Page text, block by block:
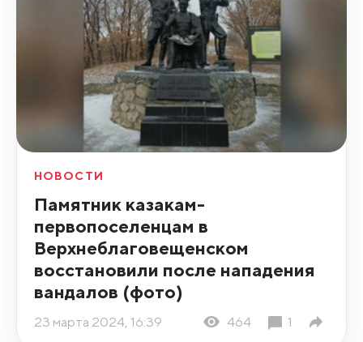
НОВОСТИ
Памятник казакам-
первопоселенцам в
Верхнеблаговещенском
восстановили после нападения
вандалов (фото)
23 марта 2024, 16:39 464 1